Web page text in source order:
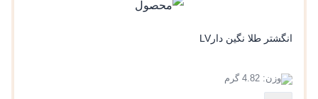
انگشتر طلا نگین دارLV
وزن: 4.82 گرم